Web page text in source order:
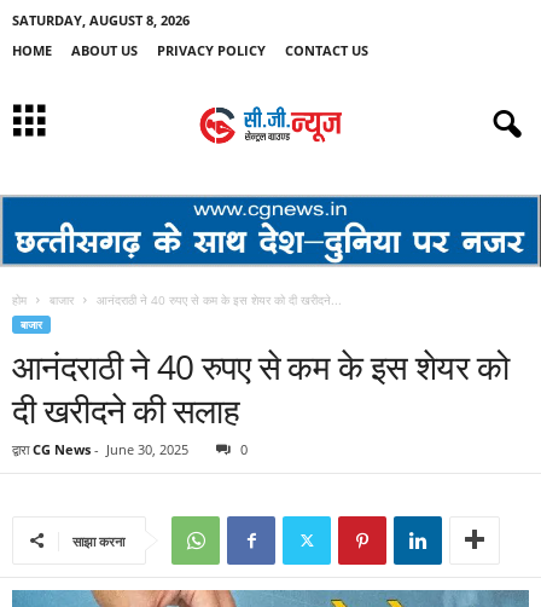
SATURDAY, AUGUST 8, 2026
HOME
ABOUT US PRIVACY POLICY CONTACT US
होम बाजार आनंदराठी ने 40 रुपए से कम के इस शेयर को दी खरीदने...
बाजार
आनंदराठी ने 40 रुपए से कम के इस शेयर को
दी खरीदने की सलाह
द्वारा CG News - June 30, 2025 0
साझा करना